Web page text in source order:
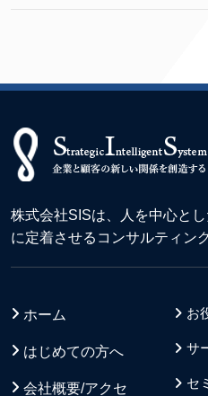
株式会社SISは、人を中心と
に定着させるコンサルティン
ホーム
はじめての方へ
会社概要/アクセ
お
サ
セ